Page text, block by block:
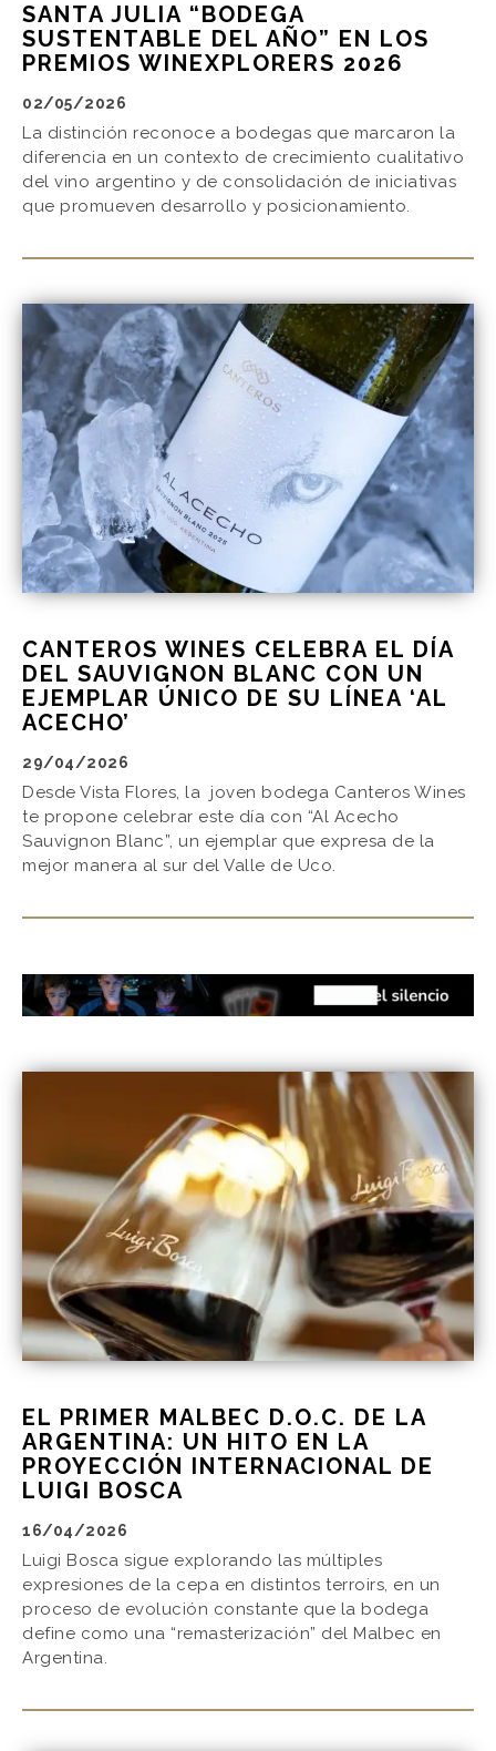
SANTA JULIA “BODEGA
SUSTENTABLE DEL AÑO” EN LOS
PREMIOS WINEXPLORERS 2026
02/05/2026
La distinción reconoce a bodegas que marcaron la
diferencia en un contexto de crecimiento cualitativo
del vino argentino y de consolidación de iniciativas
que promueven desarrollo y posicionamiento.
CANTEROS WINES CELEBRA EL DÍA
DEL SAUVIGNON BLANC CON UN
EJEMPLAR ÚNICO DE SU LÍNEA ‘AL
ACECHO’
29/04/2026
Desde Vista Flores, la joven bodega Canteros Wines
te propone celebrar este día con “Al Acecho
Sauvignon Blanc”, un ejemplar que expresa de la
mejor manera al sur del Valle de Uco.
EL PRIMER MALBEC D.O.C. DE LA
ARGENTINA: UN HITO EN LA
PROYECCIÓN INTERNACIONAL DE
LUIGI BOSCA
16/04/2026
Luigi Bosca sigue explorando las múltiples
expresiones de la cepa en distintos terroirs, en un
proceso de evolución constante que la bodega
define como una “remasterización” del Malbec en
Argentina.